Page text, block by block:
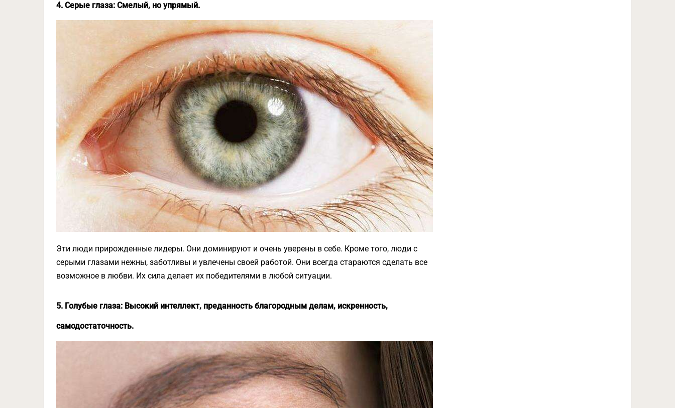
4. Серые глаза: Смелый, но упрямый.
Эти люди прирожденные лидеры. Они доминируют и очень уверены в себе. Кроме того, люди с
серыми глазами нежны, заботливы и увлечены своей работой. Они всегда стараются сделать все
возможное в любви. Их сила делает их победителями в любой ситуации.
5. Голубые глаза: Высокий интеллект, преданность благородным делам, искренность,
самодостаточность.